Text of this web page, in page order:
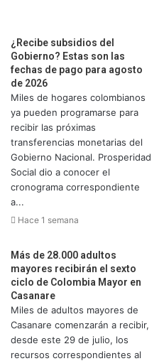
¿Recibe subsidios del
Gobierno? Estas son las
fechas de pago para agosto
de 2026
Miles de hogares colombianos
ya pueden programarse para
recibir las próximas
transferencias monetarias del
Gobierno Nacional. Prosperidad
Social dio a conocer el
cronograma correspondiente
a...
Hace 1 semana
Más de 28.000 adultos
mayores recibirán el sexto
ciclo de Colombia Mayor en
Casanare
Miles de adultos mayores de
Casanare comenzarán a recibir,
desde este 29 de julio, los
recursos correspondientes al